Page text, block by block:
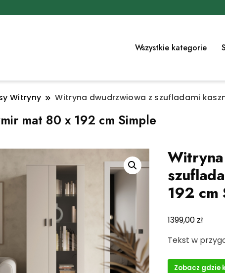
Wszystkie kategorie
Witryny Witryna dwudrzwiowa z szufladami
mat 80 x 192 cm Simple
192 cm
1399,00zł
Tekst w
Zobacz gdzie